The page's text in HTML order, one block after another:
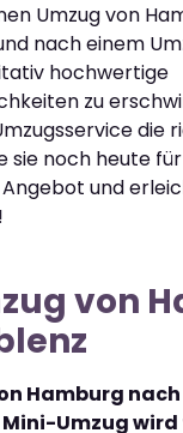
Umzug von
nach einem
hochwertige
zu
die
sie noch heute
und
von
Hamburg nach
Mini-Umzug